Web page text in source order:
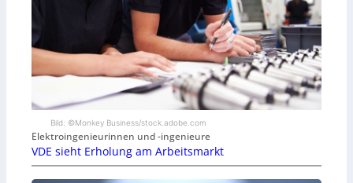
Bild: ©Monkey Business/stock.adobe.com
Elektroingenieurinnen und -ingenieure
VDE sieht Erholung am Arbeitsmarkt